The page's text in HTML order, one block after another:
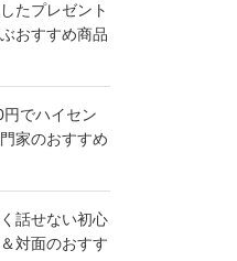
たプレゼント
おすすめ商品
円でハイセン
家のおすすめ
話せない初心
対面のおすす